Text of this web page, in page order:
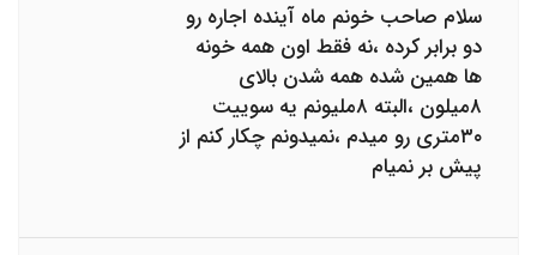
سلام صاحب خونم ماه آینده اجاره رو
دو برابر کرده ،نه فقط اون همه خونه
ها همین شده همه شدن بالای
۸میلون ،البته ۸ملیونم یه سوییت
۳۰متری رو میدم ،نمیدونم چکار کنم از
پیش بر نمیام